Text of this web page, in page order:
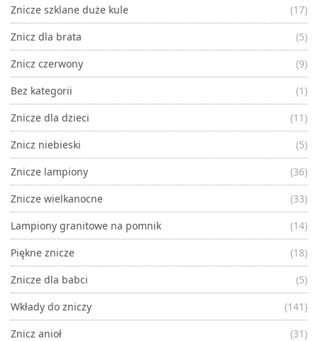
Znicze szklane duże kule
(17)
Znicz dla brata
(5)
Znicz czerwony
(9)
Bez kategorii
(1)
Znicze dla dzieci
(11)
Znicz niebieski
(5)
Znicze lampiony
(36)
Znicze wielkanocne
(33)
Lampiony granitowe na pomnik
(14)
Piękne znicze
(18)
Znicze dla babci
(5)
Wkłady do zniczy
(141)
Znicz anioł
(31)